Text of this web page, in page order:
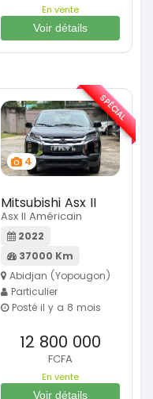
En vente
Voir détails
4
Mitsubishi Asx II
Asx II Américain
2022
37000 Km
Abidjan (Yopougon)
Particulier
Posté il y a 8 mois
12 800 000
FCFA
En vente
Voir détails
SPÉCIAL